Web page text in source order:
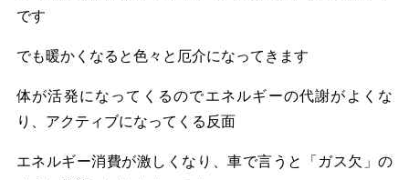
です
でも暖かくなると色々と厄介になってきます
体が活発になってくるのでエネルギーの代謝がよくな
り、アクティブになってくる反面
エネルギー消費が激しくなり、車で言うと「ガス欠」の